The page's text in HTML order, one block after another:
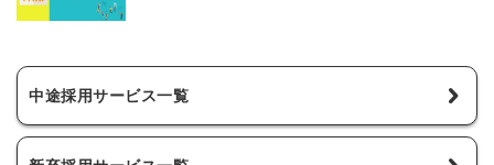
中途採用サービス一覧